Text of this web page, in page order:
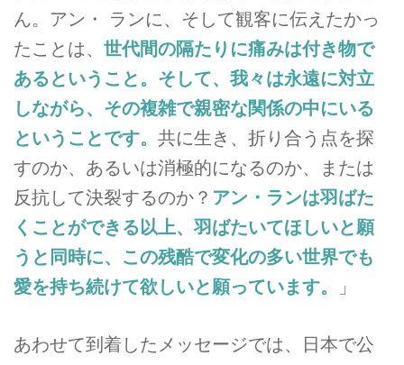
ん。アン・ ランに、そして観客に伝えたかっ
たことは、 世代間の隔たりに痛みは付き物で
あるということ。そして、我々は永遠に対立
しながら、その複雑で親密な関係の中にいる
ということです。 共に生き、折り合う点を探
すのか、あるいは消極的になるのか、または
反抗して決裂するのか？ アン・ランは羽ばた
くことができる以上、羽ばたいてほしいと願
うと同時に、この残酷で変化の多い世界でも
愛を持ち続けて欲しいと願っています。
」
あわせて到着したメッセージでは、日本で公